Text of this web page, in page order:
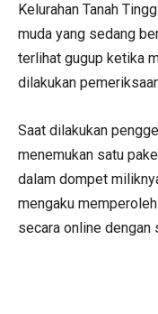
Kelurahan Tanah
muda yang sedang
terlihat gugup ketika
dilakukan
Saat dilakukan
menemukan satu
dalam dompet
mengaku
secara online dengan